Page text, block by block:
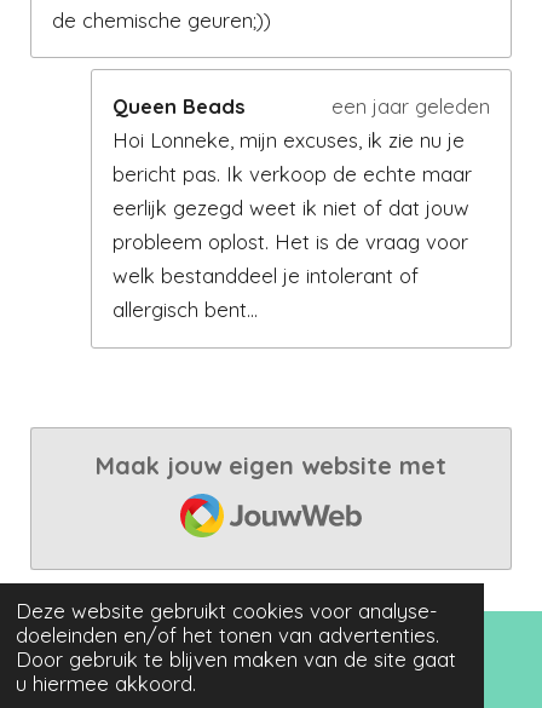
Deze website gebruikt cookies voor analyse-
doeleinden en/of het tonen van advertenties.
Door gebruik te blijven maken van de site gaat
u hiermee akkoord.
de chemische geuren;))
Queen Beads
een jaar geleden
Hoi Lonneke, mijn excuses, ik zie nu je
bericht pas. Ik verkoop de echte maar
eerlijk gezegd weet ik niet of dat jouw
probleem oplost. Het is de vraag voor
welk bestanddeel je intolerant of
allergisch bent…
Maak jouw eigen website met
JouwWeb
© 2021 - 2025 Queen Beads
www.queenbeadsforyou.nl KvK: 63527480 BTW: